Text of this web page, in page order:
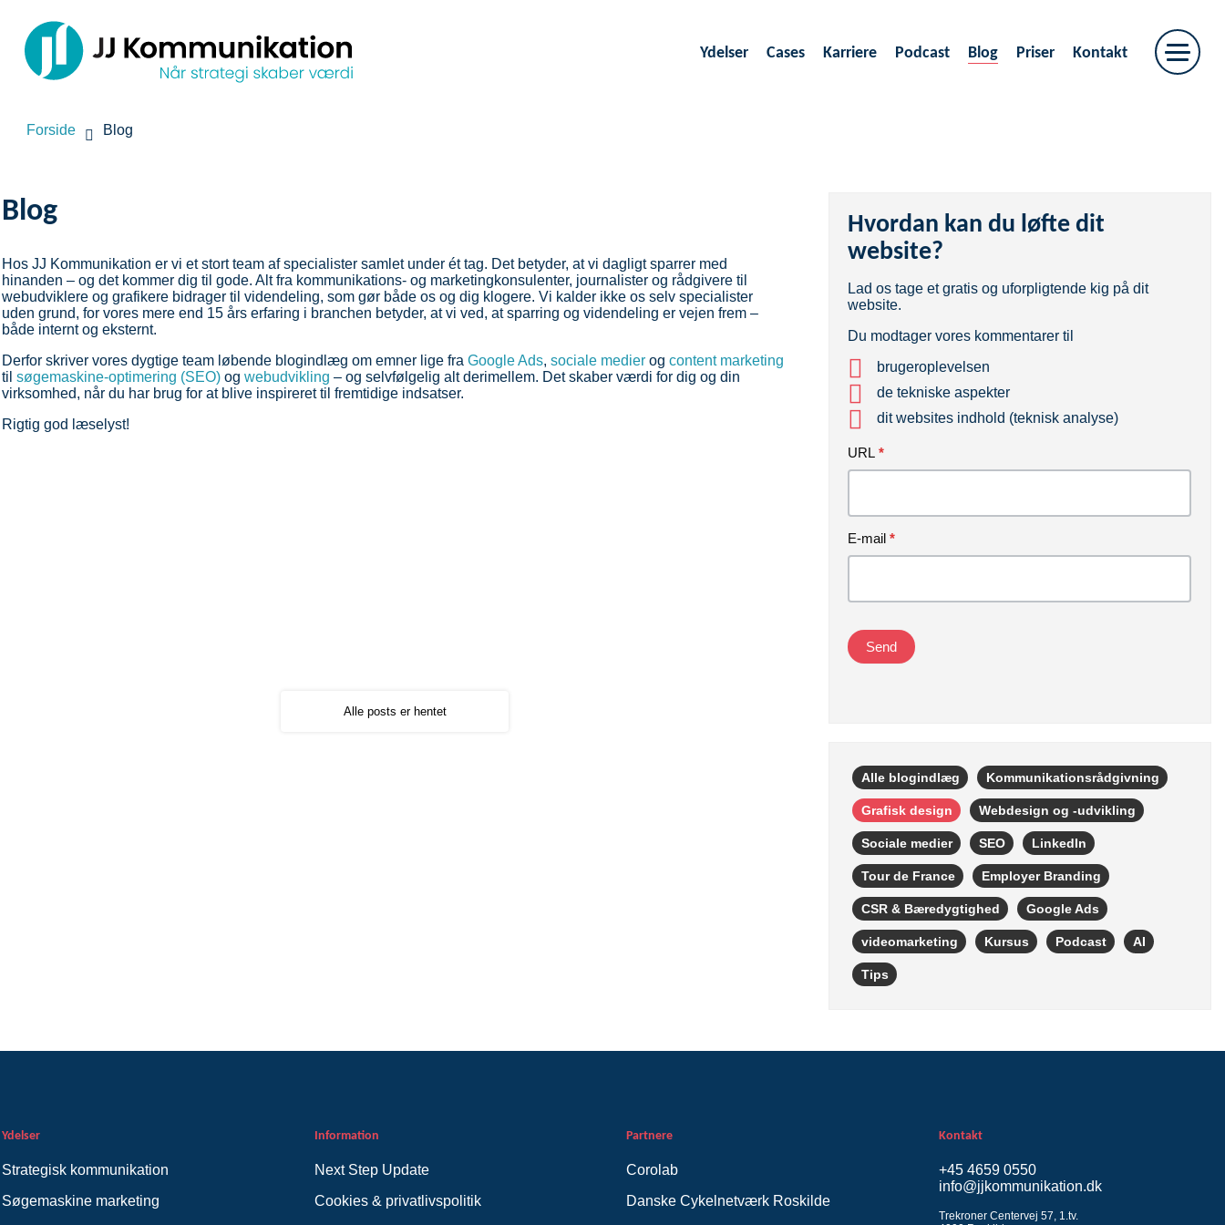
Ydelser Cases Karriere Podcast Blog Priser Kontakt
Forside Blog
Blog
Hos JJ Kommunikation er vi et stort team af specialister samlet under ét tag. Det betyder, at vi dagligt sparrer med
hinanden – og det kommer dig til gode. Alt fra kommunikations- og marketingkonsulenter, journalister og rådgivere til
webudviklere og grafikere bidrager til videndeling, som gør både os og dig klogere. Vi kalder ikke os selv specialister
uden grund, for vores mere end 15 års erfaring i branchen betyder, at vi ved, at sparring og videndeling er vejen frem –
både internt og eksternt.
Derfor skriver vores dygtige team løbende blogindlæg om emner lige fra Google Ads, sociale medier og content marketing
til søgemaskine-optimering (SEO) og webudvikling – og selvfølgelig alt derimellem. Det skaber værdi for dig og din
virksomhed, når du har brug for at blive inspireret til fremtidige indsatser.
Rigtig god læselyst!
Alle posts er hentet
Hvordan kan du løfte dit
website?
Lad os tage et gratis og uforpligtende kig på dit
website.
Du modtager vores kommentarer til
brugeroplevelsen
de tekniske aspekter
dit websites indhold (teknisk analyse)
Hvad
mangler
URL*
E-mail*
Send
Alle blogindlæg Kommunikationsrådgivning
Grafisk design Webdesign og -udvikling
Sociale medier SEO LinkedIn
Tour de France Employer Branding
CSR & Bæredygtighed Google Ads
videomarketing Kursus Podcast AI
Tips
Ydelser
Strategisk kommunikation
Søgemaskine marketing
Information
Next Step Update
Cookies & privatlivspolitik
Partnere
Corolab
Danske Cykelnetværk Roskilde
Kontakt
+45 4659 0550
info@jjkommunikation.dk
Trekroner Centervej 57, 1.tv.